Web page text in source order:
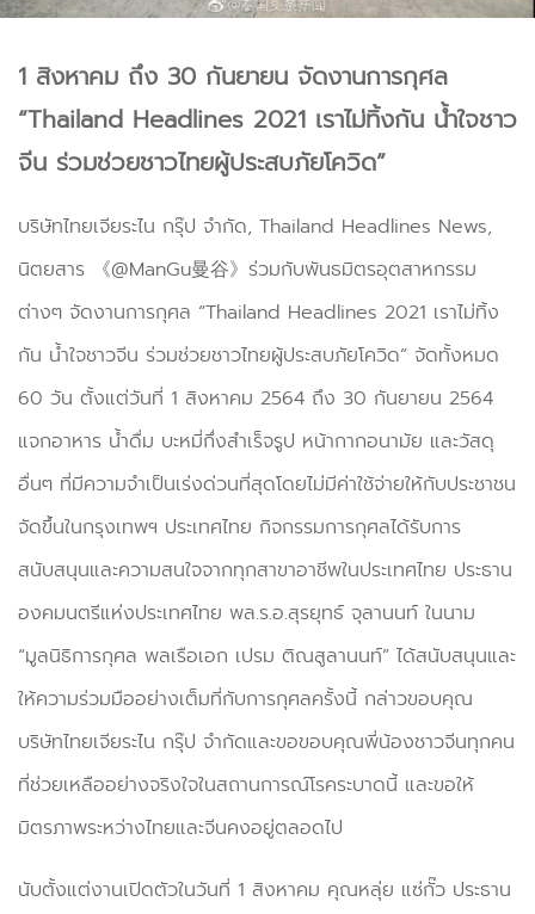
1 สิงหาคม ถึง 30 กันยายน จัดงานการกุศล
“Thailand Headlines 2021 เราไม่ทิ้งกัน น้ำใจชาว
จีน ร่วมช่วยชาวไทยผู้ประสบภัยโควิด”
บริษัทไทยเจียระไน กรุ๊ป จำกัด, Thailand Headlines News,
นิตยสาร 《@ManGu曼谷》ร่วมกับพันธมิตรอุตสาหกรรม
ต่างๆ จัดงานการกุศล “Thailand Headlines 2021 เราไม่ทิ้ง
กัน น้ำใจชาวจีน ร่วมช่วยชาวไทยผู้ประสบภัยโควิด” จัดทั้งหมด
60 วัน ตั้งแต่วันที่ 1 สิงหาคม 2564 ถึง 30 กันยายน 2564
แจกอาหาร น้ำดื่ม บะหมี่กึ่งสำเร็จรูป หน้ากากอนามัย และวัสดุ
อื่นๆ ที่มีความจำเป็นเร่งด่วนที่สุดโดยไม่มีค่าใช้จ่ายให้กับประชาชน
จัดขึ้นในกรุงเทพฯ ประเทศไทย กิจกรรมการกุศลได้รับการ
สนับสนุนและความสนใจจากทุกสาขาอาชีพในประเทศไทย ประธาน
องคมนตรีแห่งประเทศไทย พล.ร.อ.สุรยุทธ์ จุลานนท์ ในนาม
“มูลนิธิการกุศล พลเรือเอก เปรม ติณสูลานนท์” ได้สนับสนุนและ
ให้ความร่วมมืออย่างเต็มที่กับการกุศลครั้งนี้ กล่าวขอบคุณ
บริษัทไทยเจียระไน กรุ๊ป จำกัดและขอขอบคุณพี่น้องชาวจีนทุกคน
ที่ช่วยเหลืออย่างจริงใจในสถานการณ์โรคระบาดนี้ และขอให้
มิตรภาพระหว่างไทยและจีนคงอยู่ตลอดไป
นับตั้งแต่งานเปิดตัวในวันที่ 1 สิงหาคม คุณหลุ่ย แซ่กั๊ว ประธาน